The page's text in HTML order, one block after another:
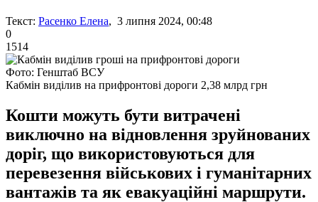
Текст: Расенко Елена, 3 липня 2024, 00:48
0
1514
Фото: Генштаб ВСУ
Кабмін виділив на прифронтові дороги 2,38 млрд грн
Кошти можуть бути витрачені
виключно на відновлення зруйнованих
доріг, що використовуються для
перевезення військових і гуманітарних
вантажів та як евакуаційні маршрути.